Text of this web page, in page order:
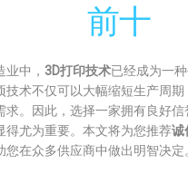
前十
业中， 3D打印技术已经成为一
技术不仅可以大幅缩短生产周
求。因此，选择一家拥有良好信
得尤为重要。本文将为您推荐诚
您在众多供应商中做出明智决定